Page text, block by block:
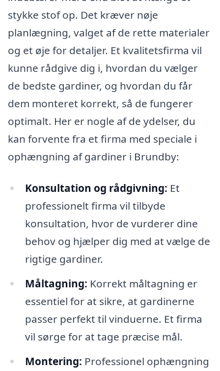
stykke stof op. Det kræver nøje
planlægning, valget af de rette materialer
og et øje for detaljer. Et kvalitetsfirma vil
kunne rådgive dig i, hvordan du vælger
de bedste gardiner, og hvordan du får
dem monteret korrekt, så de fungerer
optimalt. Her er nogle af de ydelser, du
kan forvente fra et firma med speciale i
ophængning af gardiner i Brundby:
Konsultation og rådgivning: Et
professionelt firma vil tilbyde
konsultation, hvor de vurderer dine
behov og hjælper dig med at vælge de
rigtige gardiner.
Måltagning: Korrekt måltagning er
essentiel for at sikre, at gardinerne
passer perfekt til vinduerne. Et firma
vil sørge for at tage præcise mål.
Montering: Professionel ophængning